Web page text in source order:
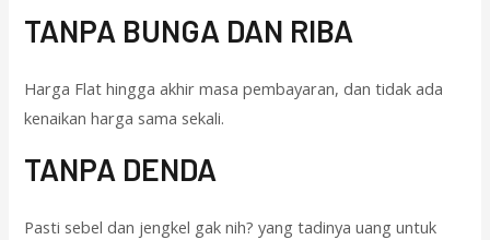
TANPA BUNGA DAN RIBA
Harga Flat hingga akhir masa pembayaran, dan tidak ada
kenaikan harga sama sekali.
TANPA DENDA
Pasti sebel dan jengkel gak nih? yang tadinya uang untuk